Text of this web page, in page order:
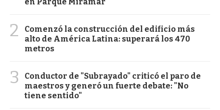
2
Comenzó la construcción del edificio más
alto de América Latina: superará los 470
metros
3
Conductor de "Subrayado" criticó el paro de
maestros y generó un fuerte debate: "No
tiene sentido"